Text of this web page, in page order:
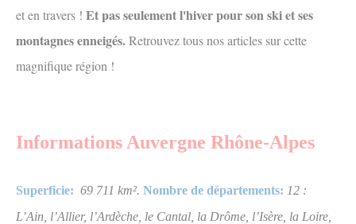
et en travers ! Et pas seulement l'hiver pour son ski et ses
montagnes enneigés.Retrouvez tous nos articles sur cette
magnifique région !
Informations Auvergne Rhône-Alpes
Superficie: 69 711 km². Nombre de départements: 12 :
L’Ain, l’Allier, l’Ardèche, le Cantal, la Drôme, l’Isère, la Loire,